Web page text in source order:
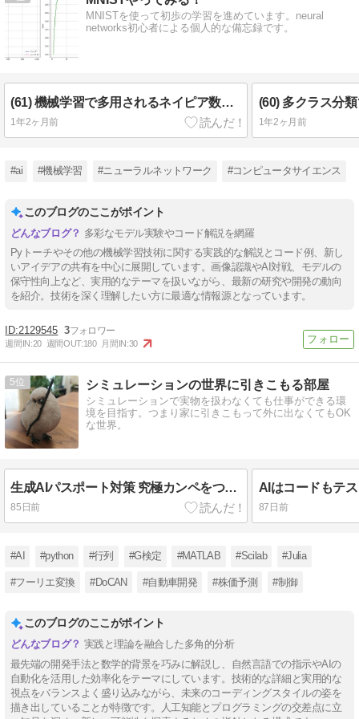
MNISTを使って初歩の学習を進めています。neural
networks初心者による個人的な備忘録です。
(61) 機械学習で多用されるネイピア数とは？
1年2ヶ月前
(60) 多クラス分
1年2ヶ月前
#ai #機械学習 #ニューラルネットワーク #コンピュータサイエンス
このブログのここがポイント
多彩なモデル実験やコード解説を網羅
Pyトーチやその他の機械学習技術に関する実践的な解説とコード例、新し
いアイデアの共有を中心に展開しています。画像認識やAI対戦、モデルの
保守性向上など、実用的なテーマを扱いながら、最新の研究や開発の動向
を紹介。技術を深く理解したい方に最適な情報源となっています。
2129545 3
週間IN:20 週間OUT:180 月間IN:30
5 シミュレーションの世界に引きこもる部屋
シミュレーションで実物を扱わなくても仕事ができる環
境を目指す。つまり家に引きこもって外に出なくてもOK
な世界。
生成AIパスポート対策 究極カンペをつくろう#4 情報リテラシー・基本理念とAI社会原則
85日前 87日前
#AI #python #行列 #G検定 #MATLAB #Scilab #Julia
#フーリエ変換 #DoCAN #自動車開発 #株価予測 #制御
このブログのここがポイント
実践と理論を融合した多角的分析
最先端の開発手法と数学的背景を巧みに解説し、自然言語での指示やAIの
自動化を活用した効率化をテーマにしています。技術的な詳細と実用的な
視点をバランスよく盛り込みながら、未来のコーディングスタイルの姿を
描き出していることが特徴です。人工知能とプログラミングの交差点に立